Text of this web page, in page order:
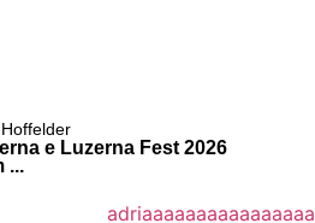
e Luzerna Fest 2026
...